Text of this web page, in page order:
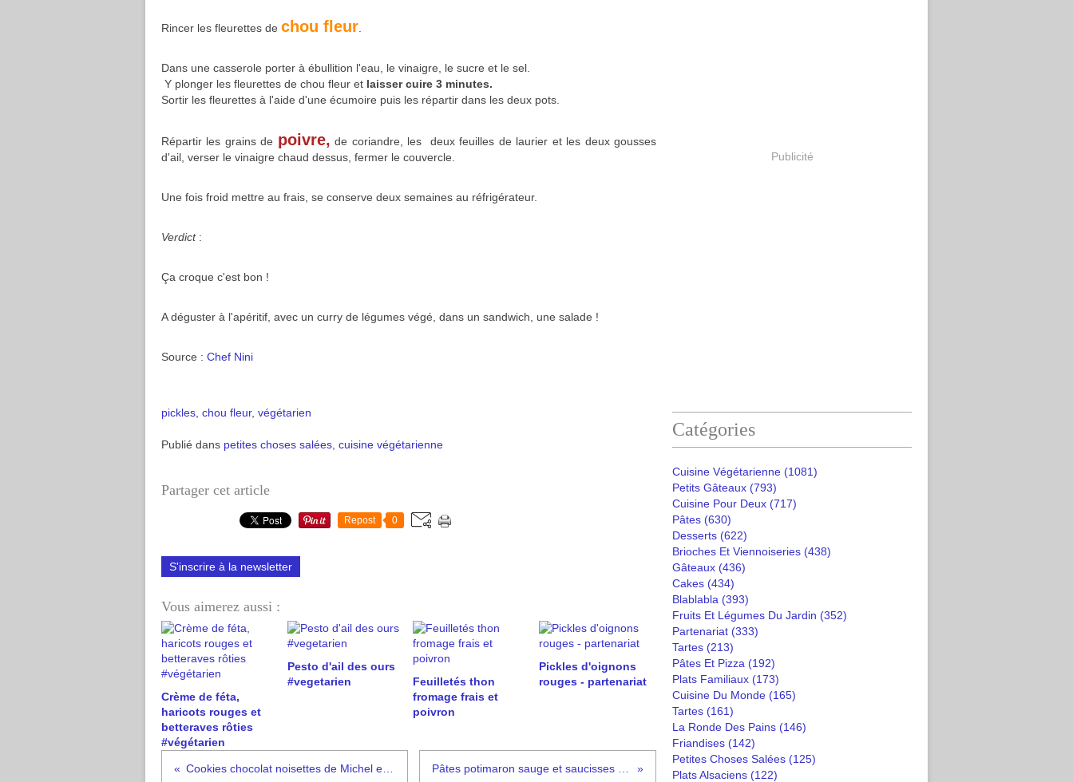
Rincer les fleurettes de chou fleur
Dans une casserole porter à ébullition l'eau, le vinaigre, le sucre et le sel.
Y plonger les fleurettes de chou fleur et laisser cuire 3 minutes.
Sortir les fleurettes à l'aide d'une écumoire puis les répartir dans les deux pots.
Répartir les grains de poivre, de coriandre, les deux feuilles de laurier et les deux gousses
d'ail, verser le vinaigre chaud dessus, fermer le couvercle.
Une fois froid mettre au frais, se conserve deux semaines au réfrigérateur.
Verdict :
Ça croque c'est bon !
A déguster à l'apéritif, avec un curry de légumes végé, dans un sandwich, une salade !
Source : Chef Nini
pickles chou fleur, végétarien
Publié dans petites choses salées cuisine végétarienne
Partager cet article
Repost 0
S'inscrire à la newsletter
Vous aimerez aussi :
Crème de féta,
haricots rouges et
betteraves rôties
#végétarien
Pesto d'ail des ours
#vegetarien
Feuilletés thon
fromage frais et
poivron
Pickles d'oignons
rouges - partenariat
Publicité
Catégories
Cuisine Végétarienne (1081)
Petits Gâteaux (793)
Cuisine Pour Deux (717)
Pâtes (630)
Desserts (622)
Brioches Et Viennoiseries (438)
Gâteaux (436)
Cakes (434)
Blablabla (393)
Fruits Et Légumes Du Jardin (352)
Partenariat (333)
Tartes (213)
Pâtes Et Pizza (192)
Plats Familiaux (173)
Cuisine Du Monde (165)
Tartes (161)
La Ronde Des Pains (146)
Friandises (142)
Petites Choses Salées (125)
Plats Alsaciens (122)